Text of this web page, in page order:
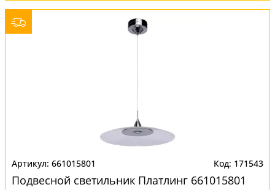
661015801 171543
Подвесной светильник Платлинг 661015801